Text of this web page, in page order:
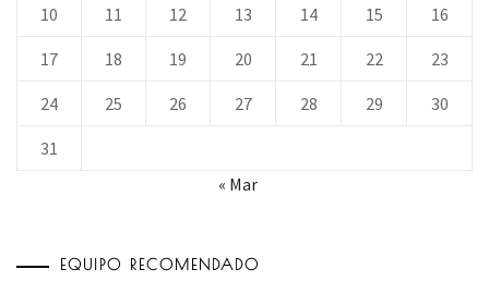
10 11 12 13 14 15 16
17 18 19 20 21 22 23
24 25 26 27 28 29 30
31
« Mar
EQUIPO RECOMENDADO